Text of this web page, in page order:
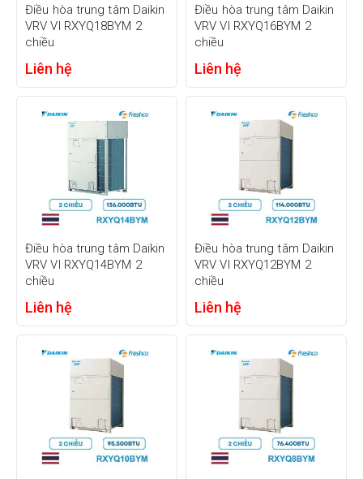
Điều hòa trung tâm Daikin
VRV VI RXYQ18BYM 2
chiều
Liên hệ
Điều hòa trung tâm Daikin
VRV VI RXYQ16BYM 2
chiều
Liên hệ
Điều hòa trung tâm Daikin
VRV VI RXYQ14BYM 2
chiều
Liên hệ
Điều hòa trung tâm Daikin
VRV VI RXYQ12BYM 2
chiều
Liên hệ